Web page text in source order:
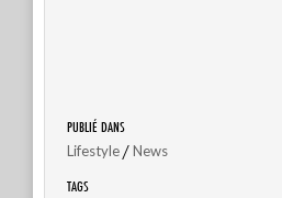
PUBLIÉ DANS
Lifestyle/News
TAGS